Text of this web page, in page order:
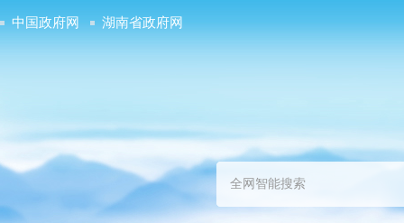
中国政府网 湖南省政府网